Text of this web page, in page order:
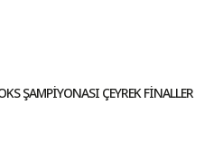
ŞAMPİYONASI ÇEYREK FİNALLER